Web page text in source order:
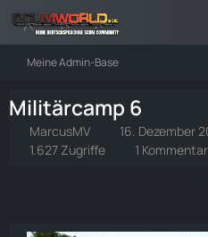
Meine Admin-Base
Militärcamp 6
MarcusMV
16. Dezember
1.627 Zugriffe
1 Kommentar